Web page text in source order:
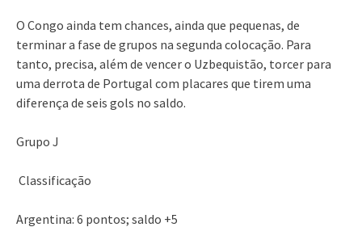
O Congo ainda tem chances, ainda que pequenas, de
terminar a fase de grupos na segunda colocação. Para
tanto, precisa, além de vencer o Uzbequistão, torcer para
uma derrota de Portugal com placares que tirem uma
diferença de seis gols no saldo.
Grupo J
Classificação
Argentina: 6 pontos; saldo +5